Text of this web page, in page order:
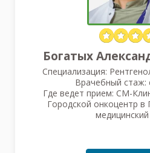
Богатых
Специализация:
Врачебный стаж:
Где ведет прием: СМ-
Городской онкоцентр